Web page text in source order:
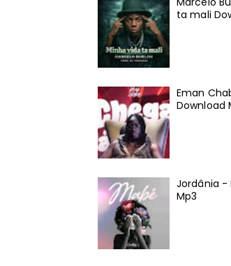
ta mali
Eman
Download
Jordânia -
Mp3